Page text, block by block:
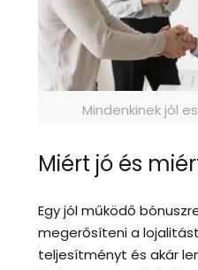
Mindenkinek jól
Miért jó és
Egy jól működő
megerősíteni a
teljesítményt és akár